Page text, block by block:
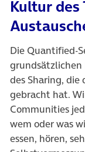
Kultur des
Die Quantified-
grundsätzlichen
des Sharing,
gebracht hat.
Communities
wem oder was
essen, hören,